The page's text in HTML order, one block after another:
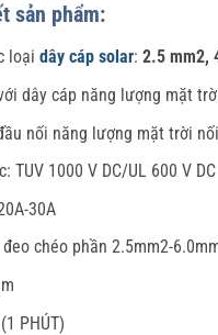
sản phẩm:
loại dây cáp solar: 2.5 mm2,
dây cáp năng lượng mặt
nối năng lượng mặt trời
TUV 1000 V DC/UL 600 V DC
30A
chéo phần 2.5mm2-
PHÚT)